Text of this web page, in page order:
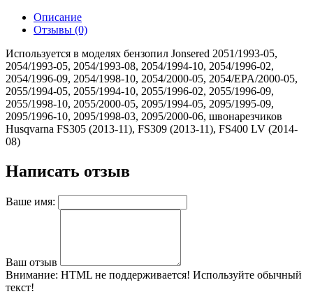
Описание
Отзывы (0)
Используется в моделях бензопил Jonsered 2051/1993-05,
2054/1993-05, 2054/1993-08, 2054/1994-10, 2054/1996-02,
2054/1996-09, 2054/1998-10, 2054/2000-05, 2054/EPA/2000-05,
2055/1994-05, 2055/1994-10, 2055/1996-02, 2055/1996-09,
2055/1998-10, 2055/2000-05, 2095/1994-05, 2095/1995-09,
2095/1996-10, 2095/1998-03, 2095/2000-06, швонарезчиков
Husqvarna FS305 (2013-11), FS309 (2013-11), FS400 LV (2014-
08)
Написать отзыв
Ваше имя:
Ваш отзыв
Внимание: HTML не поддерживается! Используйте обычный
текст!